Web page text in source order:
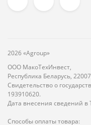
2026 «Agroup»
ООО МакоТехИнвест,
Республика Беларусь,
Свидетельство о
193910620.
Дата внесения сведений в
Способы оплаты товара: